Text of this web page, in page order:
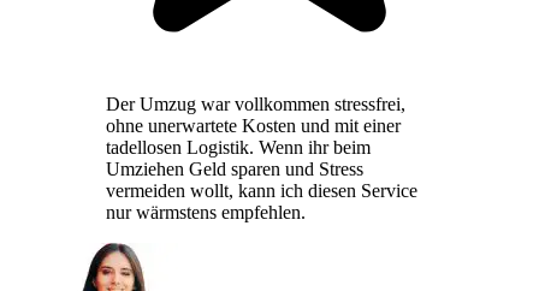
Der Umzug war vollkommen stressfrei,
ohne unerwartete Kosten und mit einer
tadellosen Logistik. Wenn ihr beim
Umziehen Geld sparen und Stress
vermeiden wollt, kann ich diesen Service
nur wärmstens empfehlen.